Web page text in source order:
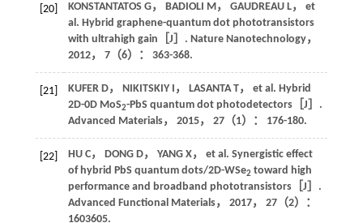
[20] KONSTANTATOS G， BADIOLI M， GAUDREAU L， et
al. Hybrid graphene-quantum dot phototransistors
with ultrahigh gain［J］. Nature Nanotechnology，
2012， 7（6）： 363-368.
[21] KUFER D， NIKITSKIY I ， LASANTA T， et al. Hybrid
2D-0D MoS2-PbS quantum dot photodetectors［J］.
Advanced Materials， 2015， 27（1）： 176-180.
[22] HU C， DONG D， YANG X， et al. Synergistic effect
of hybrid PbS quantum dots/2D-WSe2 toward high
performance and broadband phototransistors［J］.
Advanced Functional Materials， 2017， 27（2）：
1603605.